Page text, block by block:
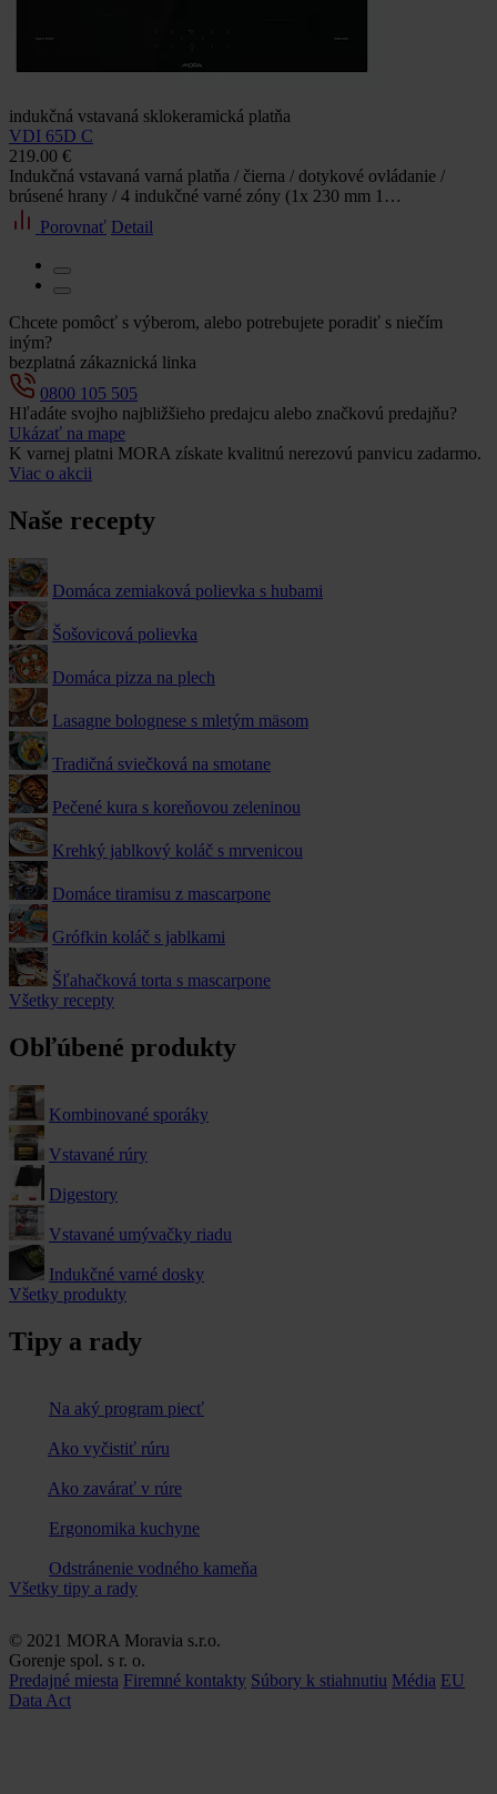
indukčná vstavaná sklokeramická platňa
VDI 65D C
219.00 €
Indukčná vstavaná varná platňa / čierna / dotykové ovládanie /
brúsené hrany / 4 indukčné varné zóny (1x 230 mm 1…
Porovnať Detail
Chcete pomôcť s výberom, alebo potrebujete poradiť s niečím
iným?
bezplatná zákaznická linka
0800 105 505
Hľadáte svojho najbližšieho predajcu alebo značkovú predajňu?
Ukázať na mape
K varnej platni MORA získate kvalitnú nerezovú panvicu zadarmo.
Viac o akcii
Naše recepty
Domáca zemiaková polievka s hubami
Šošovicová polievka
Domáca pizza na plech
Lasagne bolognese s mletým mäsom
Tradičná sviečková na smotane
Pečené kura s koreňovou zeleninou
Krehký jablkový koláč s mrvenicou
Domáce tiramisu z mascarpone
Grófkin koláč s jablkami
Šľahačková torta s mascarpone
Všetky recepty
Obľúbené produkty
Kombinované sporáky
Vstavané rúry
Digestory
Vstavané umývačky riadu
Indukčné varné dosky
Všetky produkty
Tipy a rady
Na aký program piecť
Ako vyčistiť rúru
Ako zavárať v rúre
Ergonomika kuchyne
Odstránenie vodného kameňa
Všetky tipy a rady
© 2021 MORA Moravia s.r.o.
Gorenje spol. s r. o.
Predajné miesta Firemné kontakty Súbory k stiahnutiu Média EU
Data Act